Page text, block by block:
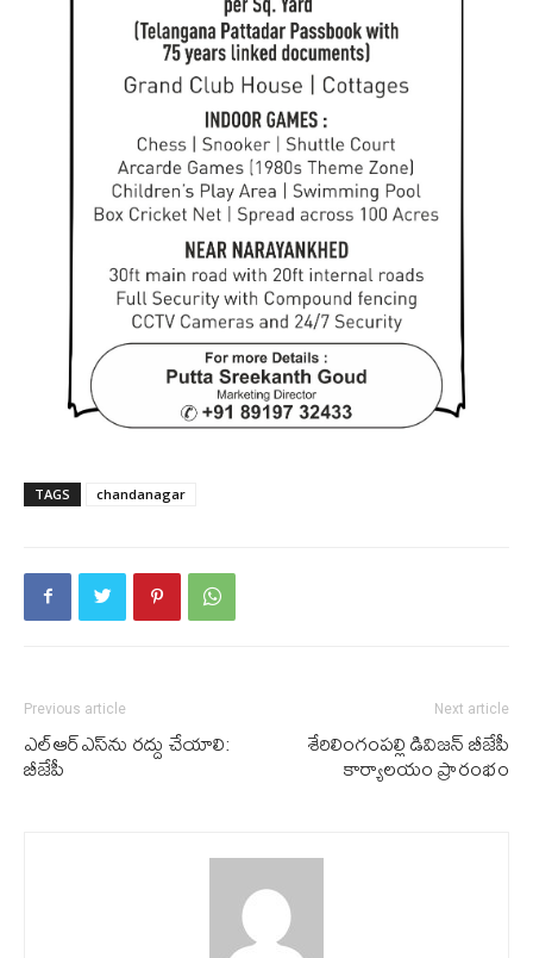
TAGS chandanagar
Previous article
ఎల్ఆర్ఎస్‌ను ర‌ద్దు చేయాలి:
బీజేపీ
Next article
శేరిలింగంపల్లి డివిజన్ బీజేపీ
కార్యాలయం ప్రారంభం